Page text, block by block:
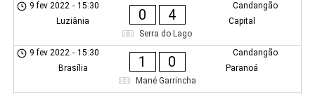
Candangão
9 fev 2022 - 15:30
Luziânia
0 4
Capital
Serra do Lago
Candangão
9 fev 2022 - 15:30
Brasília
1 0
Paranoá
Mané Garrincha